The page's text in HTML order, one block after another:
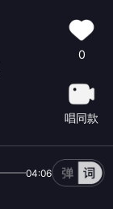
0
唱同款
04:06